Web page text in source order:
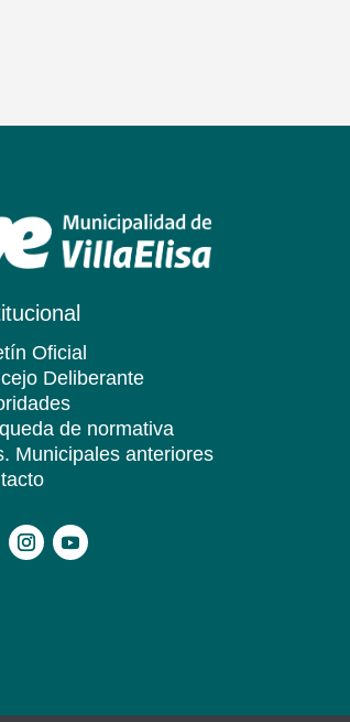
Oficial
Deliberante
de normativa
Municipales anteriores